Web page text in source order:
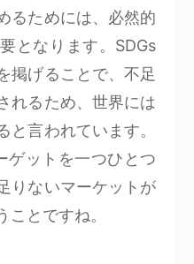
るためには、必然的
となります。SDGs
掲げることで、不足
れるため、世界には
と言われています。
ゲットを一つひとつ
りないマーケットが
とですね。